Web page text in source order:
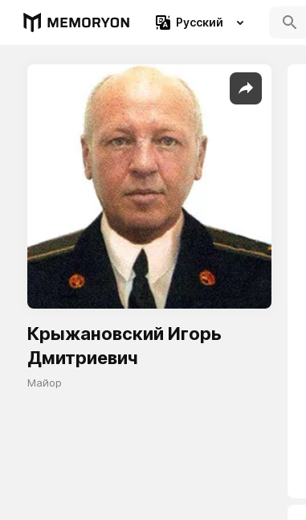
Русский
Крыжановский Игорь
Дмитриевич
Майор